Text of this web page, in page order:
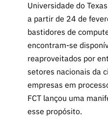
Universidade do
a partir de 24 de
bastidores de
encontram-se
reaproveitados por
setores nacionais da
empresas em
FCT lançou uma
esse propósito.